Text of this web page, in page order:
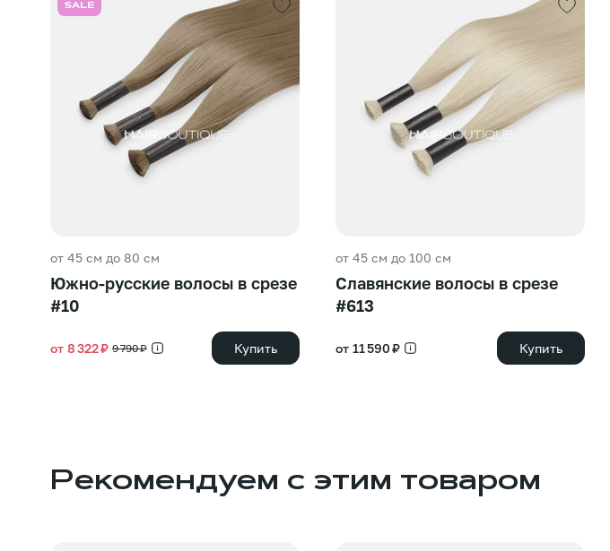
SALE
от 45 см до 80 см
Южно-русские волосы в срезе
#10
от 8 322 ₽ 9 790 ₽ Купить
от 45 см до 100 см
Славянские волосы в срезе
#613
от 11 590 ₽ Купить
Рекомендуем с этим товаром